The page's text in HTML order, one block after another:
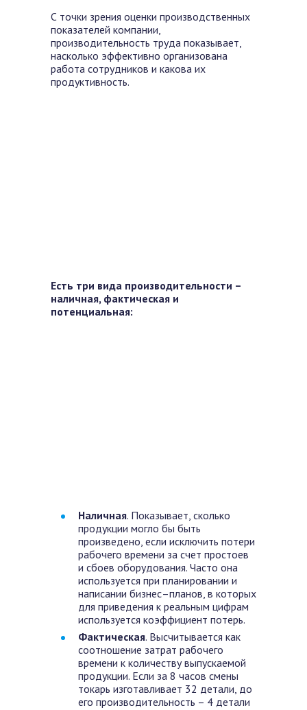
С точки зрения оценки производственных
показателей компании,
производительность труда показывает,
насколько эффективно организована
работа сотрудников и какова их
продуктивность.
Есть три вида производительности –
наличная, фактическая и
потенциальная:
Наличная. Показывает, сколько
продукции могло бы быть
произведено, если исключить потери
рабочего времени за счет простоев
и сбоев оборудования. Часто она
используется при планировании и
написании бизнес–планов, в которых
для приведения к реальным цифрам
используется коэффициент потерь.
Фактическая. Высчитывается как
соотношение затрат рабочего
времени к количеству выпускаемой
продукции. Если за 8 часов смены
токарь изготавливает 32 детали, до
его производительность – 4 детали